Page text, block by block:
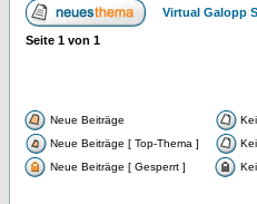
Virtual Galopp
Seite 1 von 1
Neue Beiträge
Neue Beiträge [ Top-Thema ]
Neue Beiträge [ Gesperrt ]